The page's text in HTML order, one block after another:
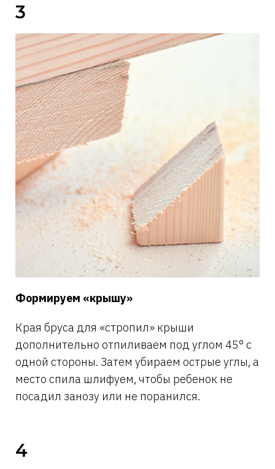
3
Формируем «крышу»
Края бруса для «стропил» крыши
дополнительно отпиливаем под углом 45° с
одной стороны. Затем убираем острые углы, а
место спила шлифуем, чтобы ребенок не
посадил занозу или не поранился.
4